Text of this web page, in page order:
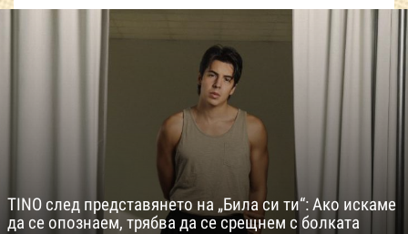
TINO след представянето на „Била си ти“: Ако искаме
да се опознаем, трябва да се срещнем с болката